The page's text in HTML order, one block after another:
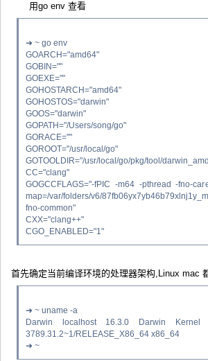
用go env 查看
➜ ~ go env
GOARCH="amd64"
GOBIN=""
GOEXE=""
GOHOSTARCH="amd64"
GOHOSTOS="darwin"
GOOS="darwin"
GOPATH="/Users/song/go"
GORACE=""
GOROOT="/usr/local/go"
GOTOOLDIR="/usr/local/go/pkg/tool/
CC="clang"
GOGCCFLAGS="-fPIC -m64 -pthread -fno-
map=/var/folders/v6/
fno-common"
CXX="clang++"
CGO_ENABLED="1"
首先确定当前编译环境的处理器架构,Linux mac
➜ ~ uname -a
Darwin localhost 16.3.0 Darwin
3789.31.2~1/RELEASE_X86_64 x86_64
➜ ~